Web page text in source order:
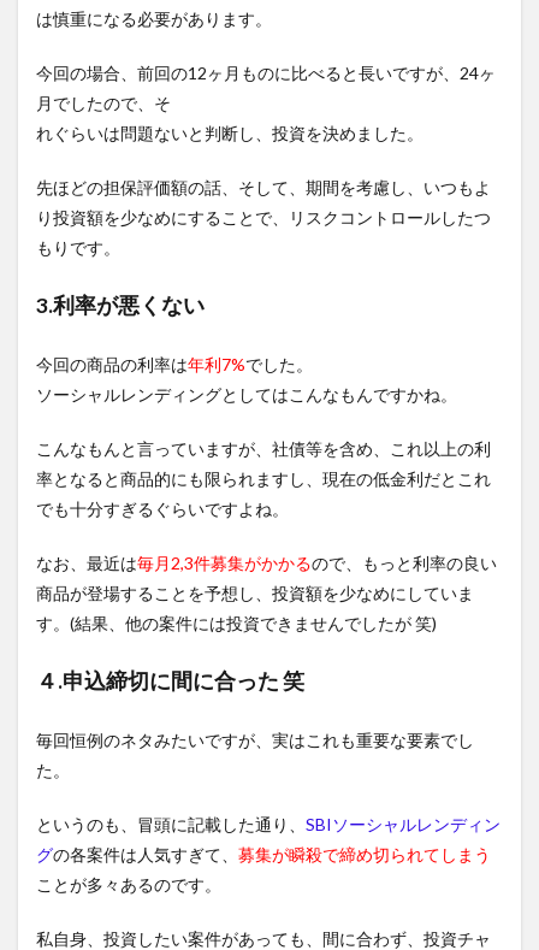
は慎重になる必要があります。
今回の場合、前回の12ヶ月ものに比べると長いですが、24ヶ
月でしたので、そ
れぐらいは問題ないと判断し、投資を決めました。
先ほどの担保評価額の話、そして、期間を考慮し、いつもよ
り投資額を少なめにすることで、リスクコントロールしたつ
もりです。
3.利率が悪くない
今回の商品の利率は年利7%でした。
ソーシャルレンディングとしてはこんなもんですかね。
こんなもんと言っていますが、社債等を含め、これ以上の利
率となると商品的にも限られますし、現在の低金利だとこれ
でも十分すぎるぐらいですよね。
なお、最近は毎月2,3件募集がかかるので、もっと利率の良い
商品が登場することを予想し、投資額を少なめにしていま
す。(結果、他の案件には投資できませんでしたが 笑)
４.申込締切に間に合った 笑
毎回恒例のネタみたいですが、実はこれも重要な要素でし
た。
というのも、冒頭に記載した通り、 SBIソーシャルレンディン
グの各案件は人気すぎて、 募集が瞬殺で締め切られてしまう
ことが多々あるのです。
私自身、投資したい案件があっても、間に合わず、投資チャ